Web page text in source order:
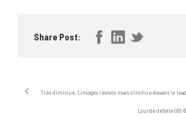
Share Post:
Très diminué, Limoges résiste mais s’incline devant le
Lourde défaite (83-